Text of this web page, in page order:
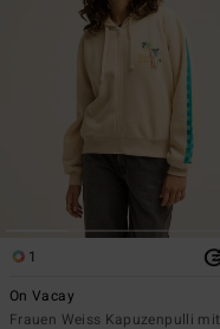
1
On Vacay
Frauen Weiss Kapuzenpulli mit